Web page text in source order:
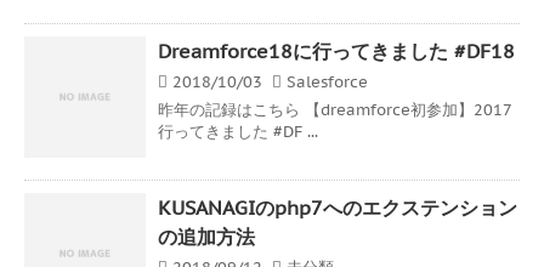
Dreamforce18に行ってきました #DF18
2018/10/03
Salesforce
昨年の記録はこちら 【dreamforce初参加】2017
行ってきました #DF ...
KUSANAGIのphp7へのエクステンション
の追加方法